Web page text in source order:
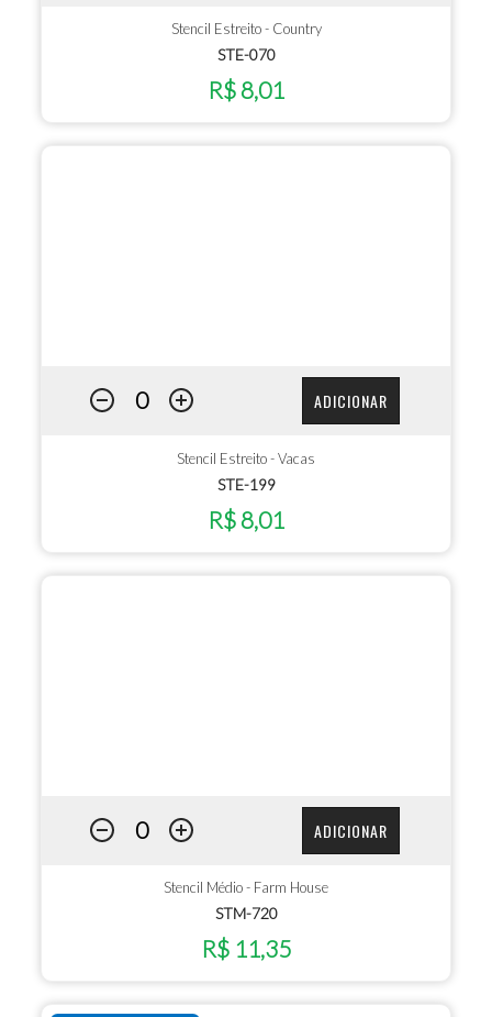
Stencil Estreito - Country
STE-070
R$ 8,01
ADICIONAR
Stencil Estreito - Vacas
STE-199
R$ 8,01
ADICIONAR
Stencil Médio - Farm House
STM-720
R$ 11,35